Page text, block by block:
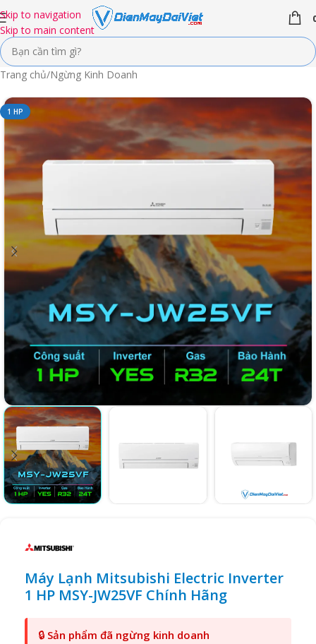
Skip to navigation
Skip to main content
Trang chủ/Ngừng Kinh Doanh
1 HP
Máy Lạnh Mitsubishi Electric Inverter
1 HP MSY-JW25VF Chính Hãng
🔒 Sản phẩm đã ngừng kinh doanh